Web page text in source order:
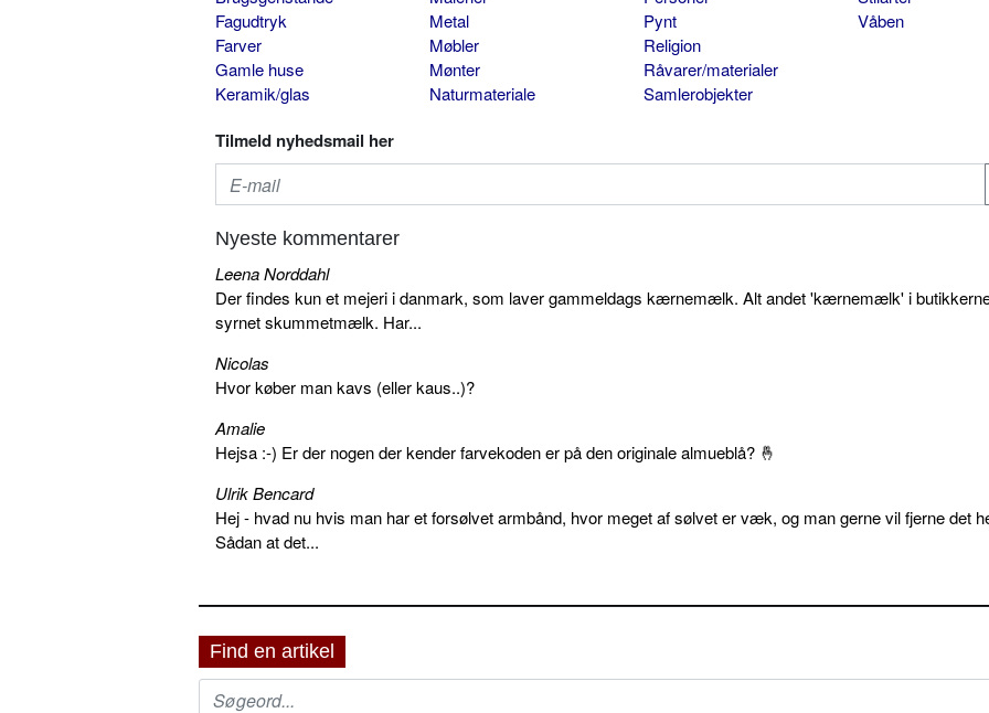
Fagudtryk
Farver
Gamle huse
Keramik/glas
Metal
Møbler
Mønter
Naturmateriale
Pynt
Religion
Råvarer/materialer
Samlerobjekter
Våben
Tilmeld nyhedsmail her
Nyeste kommentarer
Leena Norddahl
Der findes kun et mejeri i danmark, som laver gammeldags kærnemælk. Alt andet 'kærnemælk' i
syrnet skummetmælk. Har...
Nicolas
Hvor køber man kavs (eller kaus..)?
Amalie
Hejsa :-) Er der nogen der kender farvekoden er på den originale almueblå? 🤞
Ulrik Bencard
Hej - hvad nu hvis man har et forsølvet armbånd, hvor meget af sølvet er væk, og man gerne vil fjerne det
Sådan at det...
Find en artikel